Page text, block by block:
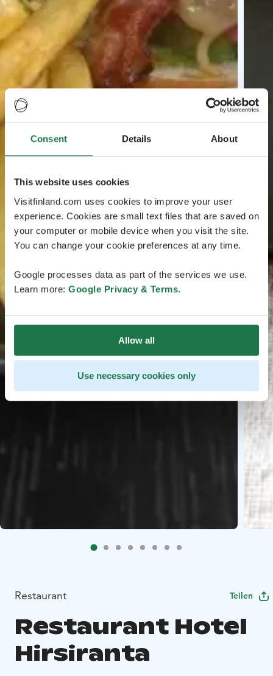
Consent Details About
This website uses cookies
Visitfinland.com uses cookies to improve your user
experience. Cookies are small text files that are saved on
your computer or mobile device when you visit the site.
You can change your cookie preferences at any time.
Google processes data as part of the services we use.
Learn more: Google Privacy & Terms.
Allow all
Use necessary cookies only
Restaurant Teilen
Restaurant Hotel
Hirsiranta